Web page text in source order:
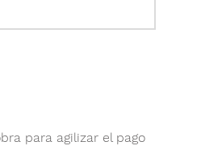
para agilizar el pago